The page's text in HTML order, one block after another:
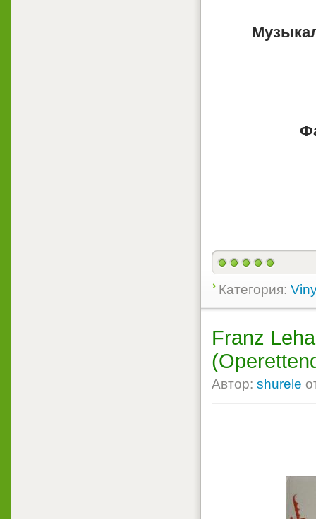
Категория:
Franz
Автор: shurele